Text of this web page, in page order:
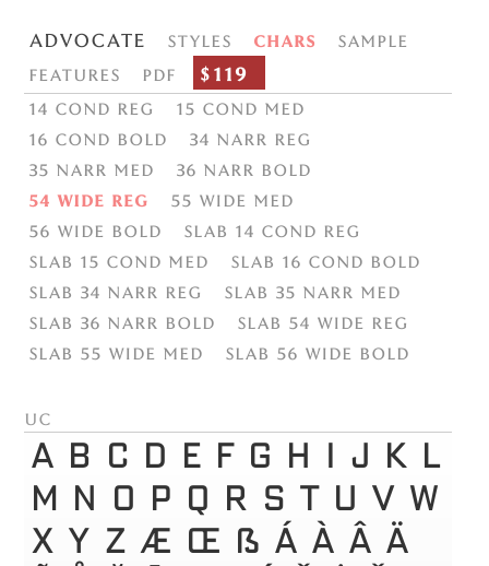
Advocate Styles Chars
Sample
Features
PDF $119
14 Cond Reg
15 Cond Med
16 Cond Bold
34 Narr Reg
35 Narr Med
36 Narr Bold
54 Wide Reg
55 Wide Med
56 Wide Bold
Slab 14 Cond Reg
Slab 15 Cond Med
Slab 16 Cond Bold
Slab 34 Narr Reg
Slab 35 Narr Med
Slab 36 Narr Bold
Slab 54 Wide Reg
Slab 55 Wide Med
Slab 56 Wide Bold
uc
A B C D E F G H I J K L
M N O P Q R S T U V W
X Y Z Æ Œ ẞ Á À Â Ä